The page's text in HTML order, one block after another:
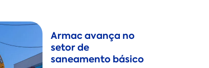
Armac avança no
setor de
saneamento básico